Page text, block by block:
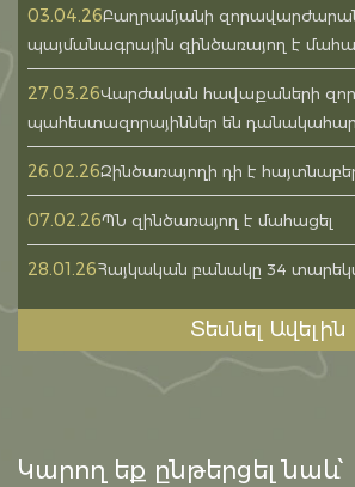
03.04.26Բաղրամյանի
պայմանագրային զինծառայող է
27.03.26Վարժական հավաքաների
պահեստազորայիններ են
26.02.26Զինծառայողի դի է
07.02.26ՊՆ զինծառայող է մահացել
28.01.26Հայկական բանակը 34
Տեսնել Ավելին
Կարող եք ընթերցել նաև՝